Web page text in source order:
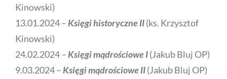
Kinowski)
13.01.2024 – Księgi historyczne II(ks. Krzysztof
Kinowski)
24.02.2024 – Księgi mądrościowe I(Jakub Bluj OP)
9.03.2024 – Księgi mądrościowe II(Jakub Bluj OP)